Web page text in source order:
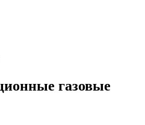
газовые